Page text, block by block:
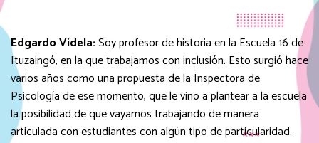
Edgardo Videla:Soy profesor de historia en la Escuela 16 de
Ituzaingó, en la que trabajamos con inclusión. Esto surgió hace
varios años como una propuesta de la Inspectora de
Psicología de ese momento, que le vino a plantear a la escuela
la posibilidad de que vayamos trabajando de manera
articulada con estudiantes con algún tipo de particularidad.